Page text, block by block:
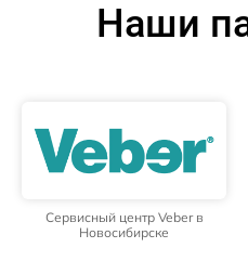
Наши
Сервисный центр Veber в
Новосибирске